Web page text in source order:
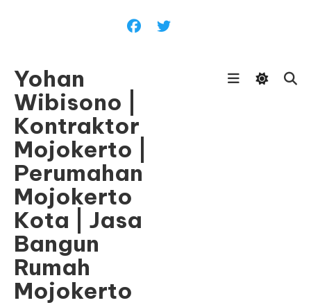
Yohan
Wibisono |
Kontraktor
Mojokerto |
Perumahan
Mojokerto
Kota | Jasa
Bangun
Rumah
Mojokerto